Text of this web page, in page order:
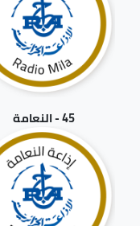
45 - النعامة